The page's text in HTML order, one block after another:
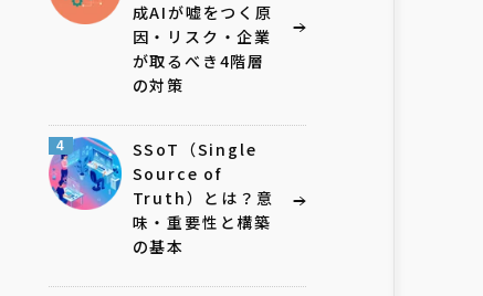
成AIが嘘をつく原
因・リスク・企業
が取るべき4階層
の対策
4
SSoT（Single
Source of
Truth）とは？意
味・重要性と構築
の基本